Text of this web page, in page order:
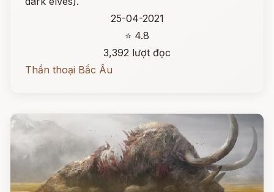
25-04-2021
⭐ 4.8
3,392 lượt đọc
Thần thoại Bắc Âu